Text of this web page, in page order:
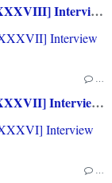
[LA PAROLE AUX GAMEURS ACTE CXXXVIII] Interview de Célia HODENT
[LA PAROLE AUX GAMEURS ACTE CXXXVII] Interview de Michael STORA